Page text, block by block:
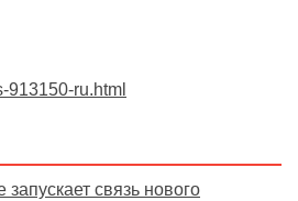
913150-ru.html
связь нового